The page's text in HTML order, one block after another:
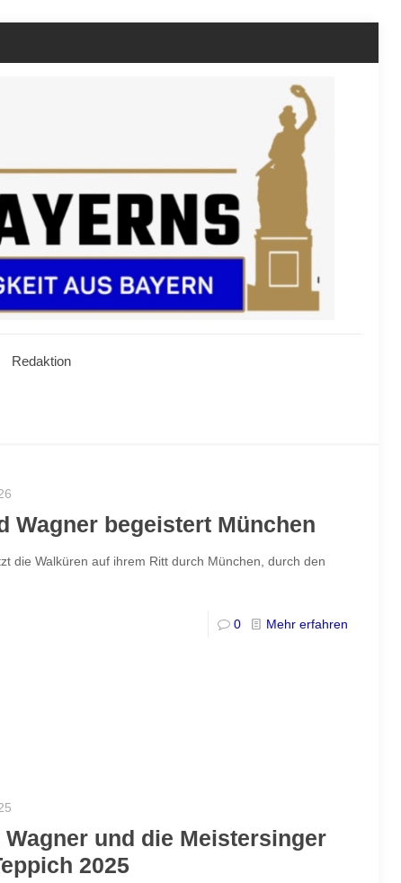
Redaktion
Wagner begeistert München
die Walküren auf ihrem Ritt durch München, durch den
0 Mehr erfahren
und die Meistersinger
2025